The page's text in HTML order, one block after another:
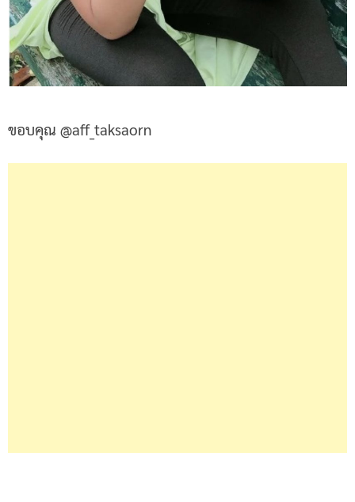
ขอบคุณ @aff_taksaorn